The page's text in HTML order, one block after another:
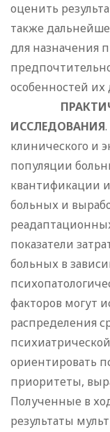
оценить
также
для назначения
особенностей
ИССЛЕДОВАНИЯ
клинического и
популяции
квантификации
больных и
показатели
больных в
факторов могут
распределения
ориентировать
приоритеты,
Полученные в
результаты